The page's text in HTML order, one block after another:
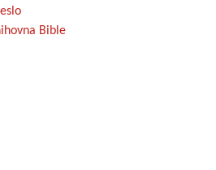
Bible